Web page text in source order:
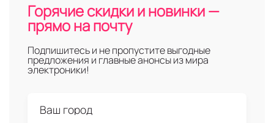
Горячие скидки и новинки —
прямо на почту
Подпишитесь и не пропустите выгодные
предложения и главные анонсы из мира
электроники!